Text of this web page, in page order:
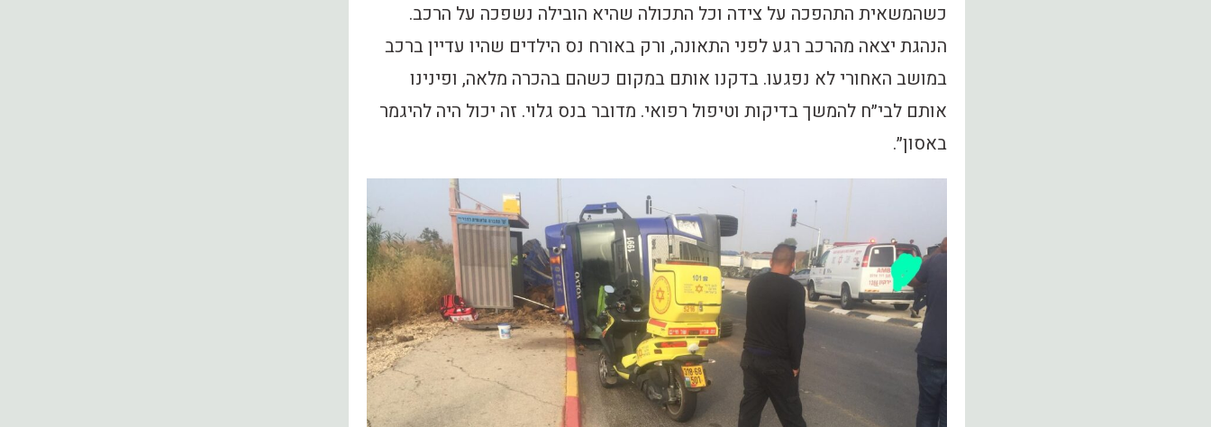
כשהמשאית התהפכה על צידה וכל התכולה שהיא הובילה נשפכה על הרכב.
הנהגת יצאה מהרכב רגע לפני התאונה, ורק באורח נס הילדים שהיו עדיין ברכב
במושב האחורי לא נפגעו. בדקנו אותם במקום כשהם בהכרה מלאה, ופינינו
אותם לבי״ח להמשך בדיקות וטיפול רפואי. מדובר בנס גלוי. זה יכול היה להיגמר
באסון״.